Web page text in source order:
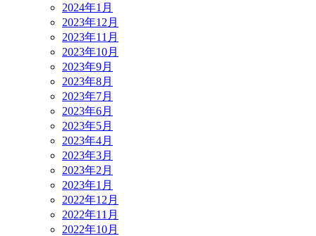
2024年1月
2023年12月
2023年11月
2023年10月
2023年9月
2023年8月
2023年7月
2023年6月
2023年5月
2023年4月
2023年3月
2023年2月
2023年1月
2022年12月
2022年11月
2022年10月